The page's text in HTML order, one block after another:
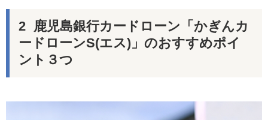
鹿児島銀行カードローン「かぎんカ
ードローンS(エス)」のおすすめポイ
ント３つ